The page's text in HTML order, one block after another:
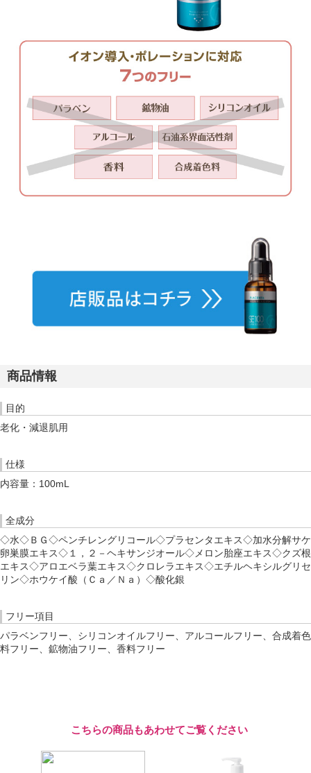
商品情報
目的
老化・減退肌用
仕様
内容量：100mL
全成分
◇水◇ＢＧ◇ペンチレングリコール◇プラセンタエキス◇加水分解サケ
卵巣膜エキス◇１，２－ヘキサンジオール◇メロン胎座エキス◇クズ根
エキス◇アロエベラ葉エキス◇クロレラエキス◇エチルヘキシルグリセ
リン◇ホウケイ酸（Ｃａ／Ｎａ）◇酸化銀
フリー項目
パラベンフリー、シリコンオイルフリー、アルコールフリー、合成着色
料フリー、鉱物油フリー、香料フリー
こちらの商品もあわせてご覧ください